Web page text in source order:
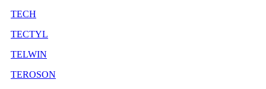
TECH
TECTYL
TELWIN
TEROSON